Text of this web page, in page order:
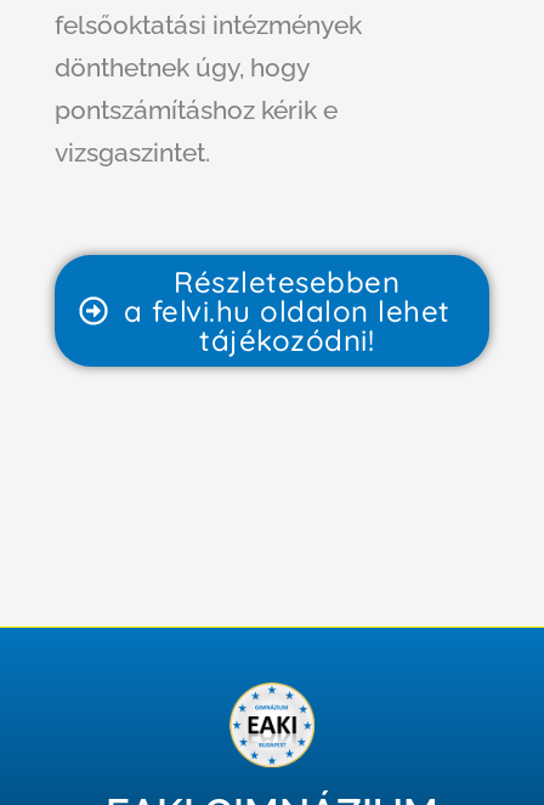
felsőoktatási intézmények
dönthetnek úgy, hogy
pontszámításhoz kérik e
vizsgaszintet.
Részletesebben
a felvi.hu oldalon lehet
tájékozódni!